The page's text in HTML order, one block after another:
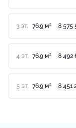
3 эт. 76.9 м2 8 575
4 эт. 76.9 м2 8 492
5 эт. 76.9 м2 8 451